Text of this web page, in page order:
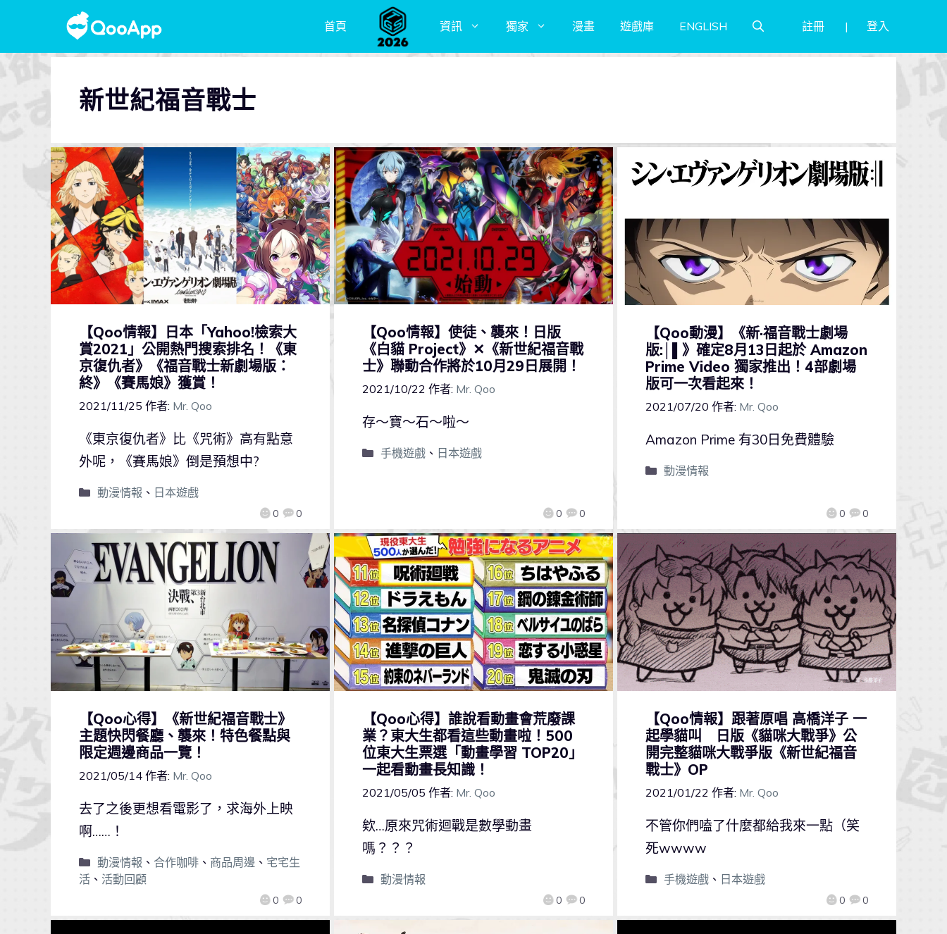
首頁 資訊 獨家 漫畫 遊戲庫 ENGLISH 註冊 登入
新世紀福音戰士
【Qoo情報】日本「Yahoo!檢索大
賞2021」公開熱門搜索排名！《東
京復仇者》《福音戰士新劇場版：
終》《賽馬娘》獲賞！
2021/11/25 作者: Mr. Qoo
0 0
《東京復仇者》比《咒術》高有點意
外呢，《賽馬娘》倒是預想中?
動漫情報 、 日本遊戲
【Qoo情報】使徒、襲來！日版
《白貓 Project》✕《新世紀福音戰
士》聯動合作將於10月29日展開！
2021/10/22 作者: Mr. Qoo
0 0
存～寶～石～啦～
手機遊戲、 日本遊戲
【Qoo動漫】《新·福音戰士劇場
版:│▌》確定8月13日起於 Amazon
Prime Video 獨家推出！4部劇場
版可一次看起來！
2021/07/20 作者: Mr. Qoo
0 0
Amazon Prime 有30日免費體驗
動漫情報
【Qoo心得】《新世紀福音戰士》
主題快閃餐廳、襲來！特色餐點與
限定週邊商品一覽！
2021/05/14 作者: Mr. Qoo
0 0
去了之後更想看電影了，求海外上映
啊……！
動漫情報 、 合作咖啡、 商品周邊 、 宅宅生
活 、 活動回顧
【Qoo心得】誰說看動畫會荒廢課
業？東大生都看這些動畫啦！500
位東大生票選「動畫學習 TOP20」
一起看動畫長知識！
2021/05/05 作者: Mr. Qoo
0 0
欸…原來咒術迴戰是數學動畫
嗎？？？
動漫情報
【Qoo情報】跟著原唱 高橋洋子 一
起學貓叫 日版《貓咪大戰爭》公
開完整貓咪大戰爭版《新世紀福音
戰士》OP
2021/01/22 作者: Mr. Qoo
0 0
不管你們嗑了什麼都給我來一點（笑
死wwww
手機遊戲、 日本遊戲